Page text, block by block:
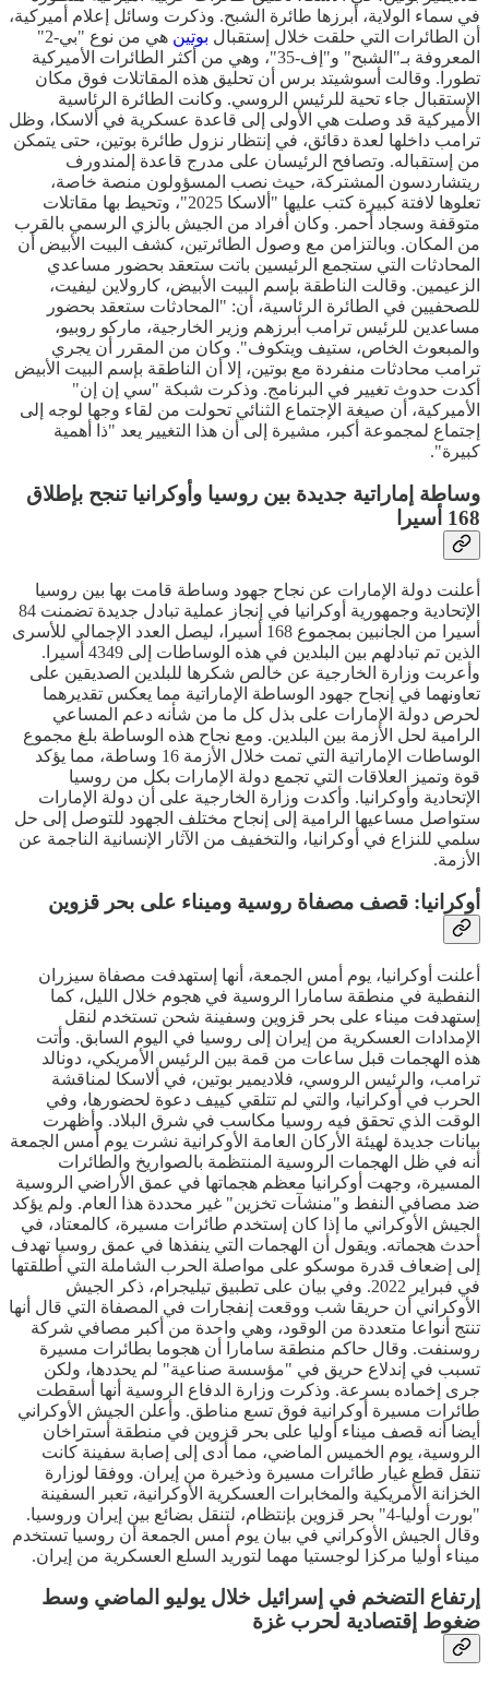
في سماء الولاية، أبرزها طائرة الشبح. وذكرت وسائل إعلام أميركية،
أن الطائرات التي حلقت خلال إستقبال بوتين
هي من نوع "بي-2"
المعروفة بـ"الشبح" و"إف-35"، وهي من أكثر الطائرات الأميركية
تطورا. وقالت أسوشيتد برس أن تحليق هذه المقاتلات فوق مكان
الإستقبال جاء تحية للرئيس الروسي. وكانت الطائرة الرئاسية
الأميركية قد وصلت هي الأولى إلى قاعدة عسكرية في ألاسكا، وظل
ترامب داخلها لعدة دقائق، في إنتظار نزول طائرة بوتين، حتى يتمكن
من إستقباله. وتصافح الرئيسان على مدرج قاعدة إلمندورف
ريتشاردسون المشتركة، حيث نصب المسؤولون منصة خاصة،
تعلوها لافتة كبيرة كتب عليها "ألاسكا 2025"، وتحيط بها مقاتلات
متوقفة وسجاد أحمر. وكان أفراد من الجيش بالزي الرسمي بالقرب
من المكان. وبالتزامن مع وصول الطائرتين، كشف البيت الأبيض أن
المحادثات التي ستجمع الرئيسين باتت ستعقد بحضور مساعدي
الزعيمين. وقالت الناطقة بإسم البيت الأبيض، كارولاين ليفيت،
للصحفيين في الطائرة الرئاسية، أن: "المحادثات ستعقد بحضور
مساعدين للرئيس ترامب أبرزهم وزير الخارجية، ماركو روبيو،
والمبعوث الخاص، ستيف ويتكوف". وكان من المقرر أن يجري
ترامب محادثات منفردة مع بوتين، إلا أن الناطقة بإسم البيت الأبيض
أكدت حدوث تغيير في البرنامج. وذكرت شبكة "سي إن إن"
الأميركية، أن صيغة الإجتماع الثنائي تحولت من لقاء وجها لوجه إلى
إجتماع لمجموعة أكبر، مشيرة إلى أن هذا التغيير يعد "ذا أهمية
كبيرة".
وساطة إماراتية جديدة بين روسيا وأوكرانيا تنجح بإطلاق
168 أسيرا
أعلنت دولة الإمارات عن نجاح جهود وساطة قامت بها بين روسيا
الإتحادية وجمهورية أوكرانيا في إنجاز عملية تبادل جديدة تضمنت 84
أسيرا من الجانبين بمجموع 168 أسيرا، ليصل العدد الإجمالي للأسرى
الذين تم تبادلهم بين البلدين في هذه الوساطات إلى 4349 أسيرا.
وأعربت وزارة الخارجية عن خالص شكرها للبلدين الصديقين على
تعاونهما في إنجاح جهود الوساطة الإماراتية مما يعكس تقديرهما
لحرص دولة الإمارات على بذل كل ما من شأنه دعم المساعي
الرامية لحل الأزمة بين البلدين. ومع نجاح هذه الوساطة بلغ مجموع
الوساطات الإماراتية التي تمت خلال الأزمة 16 وساطة، مما يؤكد
قوة وتميز العلاقات التي تجمع دولة الإمارات بكل من روسيا
الإتحادية وأوكرانيا. وأكدت وزارة الخارجية على أن دولة الإمارات
ستواصل مساعيها الرامية إلى إنجاح مختلف الجهود للتوصل إلى حل
سلمي للنزاع في أوكرانيا، والتخفيف من الآثار الإنسانية الناجمة عن
الأزمة.
أوكرانيا: قصف مصفاة روسية وميناء على بحر قزوين
أعلنت أوكرانيا، يوم أمس الجمعة، أنها إستهدفت مصفاة سيزران
النفطية في منطقة سامارا الروسية في هجوم خلال الليل، كما
إستهدفت ميناء على بحر قزوين وسفينة شحن تستخدم لنقل
الإمدادات العسكرية من إيران إلى روسيا في اليوم السابق. وأتت
هذه الهجمات قبل ساعات من قمة بين الرئيس الأمريكي، دونالد
ترامب، والرئيس الروسي، فلاديمير بوتين، في ألاسكا لمناقشة
الحرب في أوكرانيا، والتي لم تتلقي كييف دعوة لحضورها، وفي
الوقت الذي تحقق فيه روسيا مكاسب في شرق البلاد. وأظهرت
بيانات جديدة لهيئة الأركان العامة الأوكرانية نشرت يوم أمس الجمعة
أنه في ظل الهجمات الروسية المنتظمة بالصواريخ والطائرات
المسيرة، وجهت أوكرانيا معظم هجماتها في عمق الأراضي الروسية
ضد مصافي النفط و"منشآت تخزين" غير محددة هذا العام. ولم يؤكد
الجيش الأوكراني ما إذا كان إستخدم طائرات مسيرة، كالمعتاد، في
أحدث هجماته. ويقول أن الهجمات التي ينفذها في عمق روسيا تهدف
إلى إضعاف قدرة موسكو على مواصلة الحرب الشاملة التي أطلقتها
في فبراير 2022. وفي بيان على تطبيق تيليجرام، ذكر الجيش
الأوكراني أن حريقا شب ووقعت إنفجارات في المصفاة التي قال أنها
تنتج أنواعا متعددة من الوقود، وهي واحدة من أكبر مصافي شركة
روسنفت. وقال حاكم منطقة سامارا أن هجوما بطائرات مسيرة
تسبب في إندلاع حريق في "مؤسسة صناعية" لم يحددها، ولكن
جرى إخماده بسرعة. وذكرت وزارة الدفاع الروسية أنها أسقطت
طائرات مسيرة أوكرانية فوق تسع مناطق. وأعلن الجيش الأوكراني
أيضا أنه قصف ميناء أوليا على بحر قزوين في منطقة أستراخان
الروسية، يوم الخميس الماضي، مما أدى إلى إصابة سفينة كانت
تنقل قطع غيار طائرات مسيرة وذخيرة من إيران. ووفقا لوزارة
الخزانة الأمريكية والمخابرات العسكرية الأوكرانية، تعبر السفينة
"بورت أوليا-4" بحر قزوين بإنتظام، لتنقل بضائع بين إيران وروسيا.
وقال الجيش الأوكراني في بيان يوم أمس الجمعة أن روسيا تستخدم
ميناء أوليا مركزا لوجستيا مهما لتوريد السلع العسكرية من إيران.
إرتفاع التضخم في إسرائيل خلال يوليو الماضي وسط
ضغوط إقتصادية لحرب غزة